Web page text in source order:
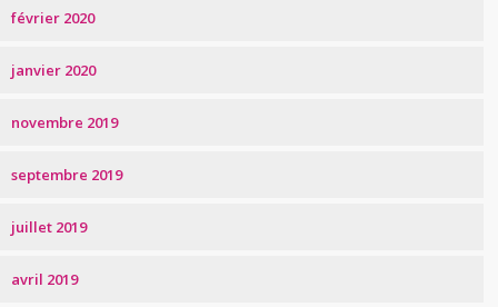
février 2020
janvier 2020
novembre 2019
septembre 2019
juillet 2019
avril 2019